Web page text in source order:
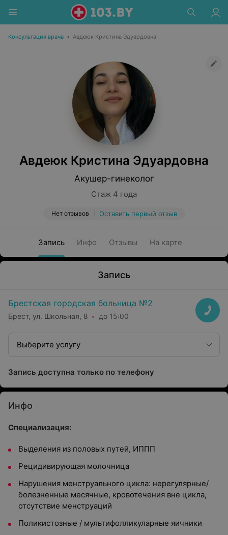
Консультация врача • Авдеюк Кристина Эдуардовна
Авдеюк Кристина Эдуардовна
Акушер-гинеколог
Стаж 4 года
Нет отзывов Оставить первый отзыв
Запись Инфо Отзывы На карте
Запись
Брестская городская больница №2
Брест, ул. Школьная, 8 до 15:00
Выберите услугу
Запись доступна только по телефону
Инфо
Специализация:
Выделения из половых путей, ИППП
Рецидивирующая молочница
Нарушения менструального цикла: нерегулярные/
болезненные месячные, кровотечения вне цикла,
отсутствие менструаций
Поликистозные / мультифолликуларные яичники